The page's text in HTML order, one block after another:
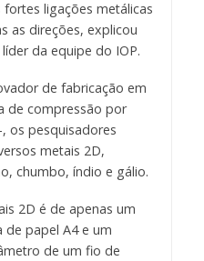
ligações metálicas
as direções, explicou
da equipe do IOP.
de fabricação em
de compressão por
os pesquisadores
metais 2D,
chumbo, índio e gálio.
2D é de apenas um
papel A4 e um
de um fio de